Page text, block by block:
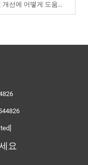
어떻게 도움을 주나요?
요